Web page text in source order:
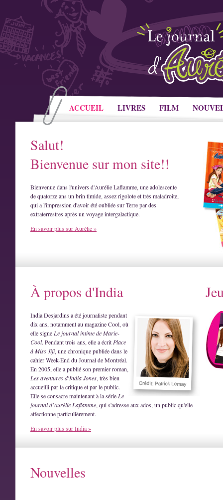
ACCUEIL LIVRES FILM
Salut!
Bienvenue sur mon site!!
Bienvenue dans l'univers d'Aurélie Laflamme, une adolescente
de quatorze ans un brin timide, assez rigolote et très maladroite,
qui a l'impression d'avoir été oubliée sur Terre par des
extraterrestres après un voyage intergalactique.
En savoir plus sur Aurélie »
À propos d'India
India Desjardins a été journaliste pendant
dix ans, notamment au magazine Cool, où
elle signe Le journal intime de Marie-
Cool. Pendant trois ans, elle a écrit Place
à Miss Jiji, une chronique publiée dans le
cahier Week-End du Journal de Montréal.
En 2005, elle a publié son premier roman,
Les aventures d'India Jones, très bien
accueilli par la critique et par le public.
Elle se consacre maintenant à la série Le
journal d'Aurélie Laflamme, qui s'adresse aux ados, un public qu'elle
affectionne particulièrement.
En savoir plus sur India »
Nouvelles